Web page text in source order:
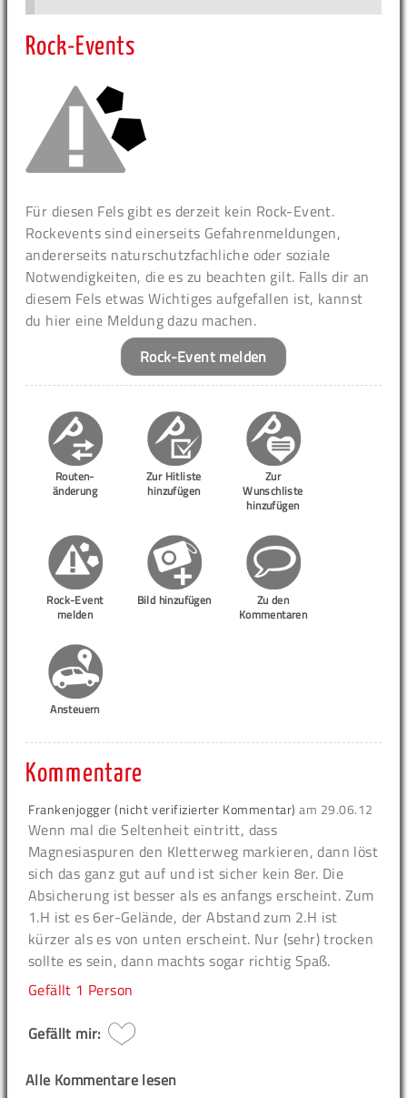
Rock-Events
Für diesen Fels gibt es derzeit kein Rock-Event.
Rockevents sind einerseits Gefahrenmeldungen,
andererseits naturschutzfachliche oder soziale
Notwendigkeiten, die es zu beachten gilt. Falls dir an
diesem Fels etwas Wichtiges aufgefallen ist, kannst
du hier eine Meldung dazu machen.
Rock-Event melden
Routen-
änderung
Zur Hitliste
hinzufügen
Zur
Wunschliste
hinzufügen
Rock-Event
melden
Bild hinzufügen
Zu den
Kommentaren
Ansteuern
Kommentare
Frankenjogger (nicht verifizierter Kommentar) am 29.06.12
Wenn mal die Seltenheit eintritt, dass
Magnesiaspuren den Kletterweg markieren, dann löst
sich das ganz gut auf und ist sicher kein 8er. Die
Absicherung ist besser als es anfangs erscheint. Zum
1.H ist es 6er-Gelände, der Abstand zum 2.H ist
kürzer als es von unten erscheint. Nur (sehr) trocken
sollte es sein, dann machts sogar richtig Spaß.
Gefällt 1 Person
Gefällt mir:
Alle Kommentare lesen